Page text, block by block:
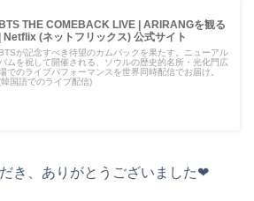
BTS THE COMEBACK LIVE | ARIRANG を観 る
| Netflix ( ネ ッ ト フ リ ッ ク ス ) 公 式サ イ ト
BTSが記念すべき待望のカムバックを果たす。ニューアル
ムを祝して開催される、ソウルの歴史的名所・光化門広
でのライブパフォーマンスを世界同時配信でお届け。
韓国語でのライブ配信)
き、ありがとうございました❤︎